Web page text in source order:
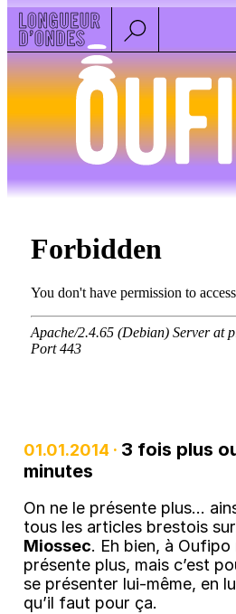
01.01.2014 · 3 fois plus
minutes
On ne le présente plus…
tous les articles brestois sur
Miossec. Eh bien, à
présente plus, mais c’est
se présenter lui-même, en
qu’il faut pour ça.